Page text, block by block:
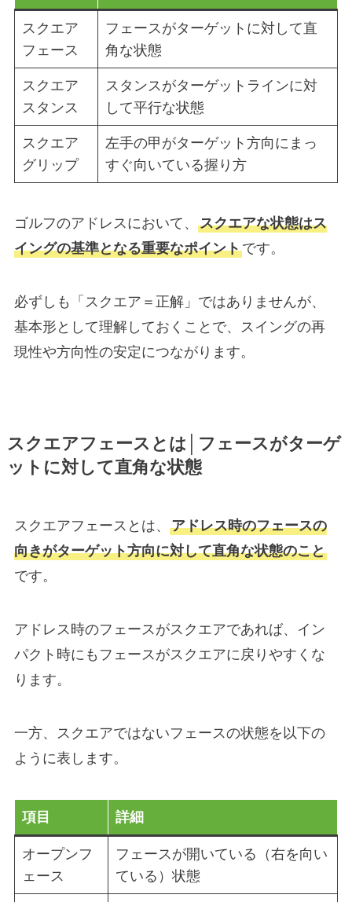
スクエア
フェース
フェースがターゲットに対して直
角な状態
スクエア
スタンス
スタンスがターゲットラインに対
して平行な状態
スクエア
グリップ
左手の甲がターゲット方向にまっ
すぐ向いている握り方
ゴルフのアドレスにおいて、 スクエアな状態はス
イングの基準となる重要なポイントです。
必ずしも「スクエア＝正解」ではありませんが、
基本形として理解しておくことで、スイングの再
現性や方向性の安定につながります。
スクエアフェースとは│フェースがターゲ
ットに対して直角な状態
スクエアフェースとは、 アドレス時のフェースの
向きがターゲット方向に対して直角な状態のこと
です。
アドレス時のフェースがスクエアであれば、イン
パクト時にもフェースがスクエアに戻りやすくな
ります。
一方、スクエアではないフェースの状態を以下の
ように表します。
項目 詳細
オープンフ
ェース
フェースが開いている（右を向い
ている）状態